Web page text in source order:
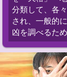
分類して、各
され、一般的
凶を調べるた